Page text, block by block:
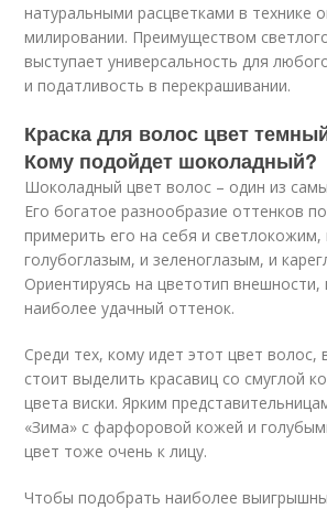
натуральными расцветками в технике
милировании. Преимуществом
выступает универсальность для
и податливость в перекрашивании.
Краска для волос цвет
Кому подойдет шоколадный?
Шоколадный цвет волос – один из
Его богатое разнообразие оттенков
примерить его на себя и светлокожим,
голубоглазым, и зеленоглазым, и
Ориентируясь на цветотип
наиболее удачный оттенок.
Среди тех, кому идет этот цвет волос,
стоит выделить красавиц со смуглой
цвета виски. Ярким
«Зима» с фарфоровой кожей и
цвет тоже очень к лицу.
Чтобы подобрать наиболее